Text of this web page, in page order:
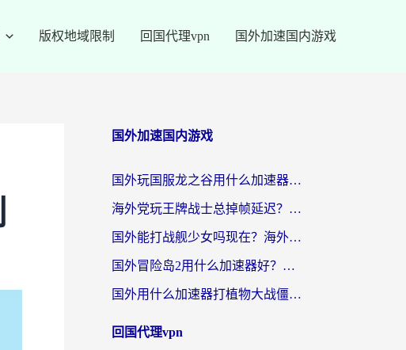
版权地域限制 回国代理vpn 国外加速国内游戏
国外加速国内游戏
国外玩国服龙之谷用什么加速器最好？一份给海外游子的终极指南
海外党玩王牌战士总掉帧延迟？这份王牌战士延迟加速器终极指南救你命
国外能打战舰少女吗现在？海外玩家的国服游戏加速终极指南
国外冒险岛2用什么加速器好？海外党国服游戏畅玩全攻略（附鸣潮哈利波特加速技巧）
国外用什么加速器打植物大战僵尸好？海外党国服游戏加速终极指南
回国代理vpn